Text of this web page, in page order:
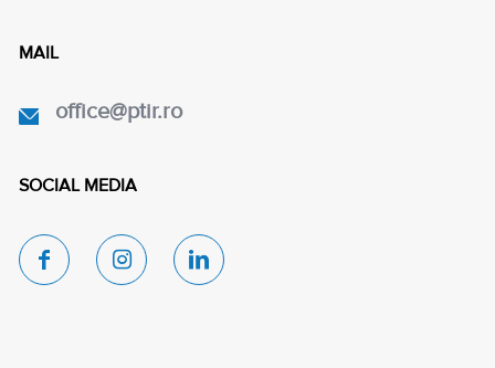
MAIL
office@ptir.ro
SOCIAL MEDIA